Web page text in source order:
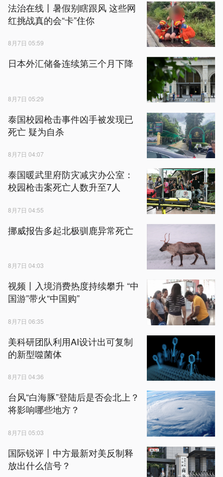
法治在线丨暑假别瞎跟风 这些网
红挑战真的会“卡”住你
8月7日 05:59
日本外汇储备连续第三个月下降
8月7日 05:29
泰国校园枪击事件凶手被发现已
死亡 疑为自杀
8月7日 04:07
泰国暖武里府防灾减灾办公室：
校园枪击案死亡人数升至7人
8月7日 04:55
挪威报告多起北极驯鹿异常死亡
8月7日 04:03
视频丨入境消费热度持续攀升 “中
国游”带火“中国购”
8月7日 06:35
美科研团队利用AI设计出可复制
的新型噬菌体
8月7日 04:36
台风“白海豚”登陆后是否会北上？
将影响哪些地方？
8月7日 05:03
国际锐评丨中方最新对美反制释
放出什么信号？